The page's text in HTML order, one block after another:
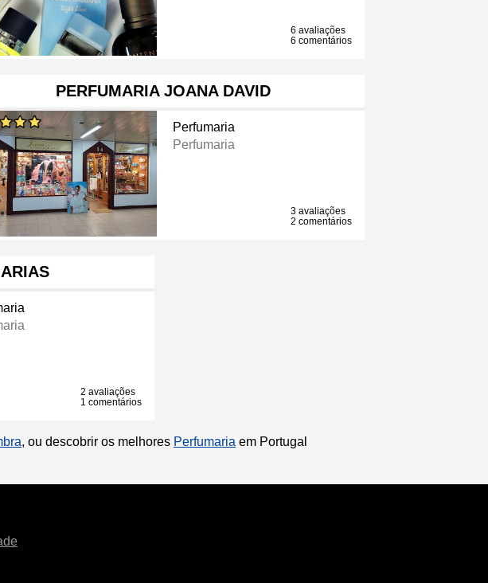
6 avaliações
6 comentários
PERFUMARIA JOANA DAVID
Perfumaria
Perfumaria
3 avaliações
2 comentários
2 avaliações
1 comentários
, ou descobrir os melhores Perfumaria em Portugal